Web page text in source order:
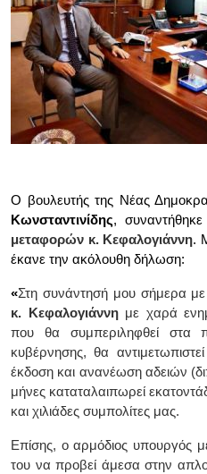
Ο βουλευτής της Νέας
Κωνσταντινίδης,
μεταφορών κ. Κεφαλογιάννη.
έκανε την ακόλουθη δήλωση:
«Στη συνάντησή μου σήμερα με
κ. Κεφαλογιάννημε χαρά
που θα συμπεριληφθεί στα
κυβέρνησης, θα
έκδοση και ανανέωση αδειών
μήνες καταταλαιπωρεί
και χιλιάδες συμπολίτες μας.
Επίσης, ο αρμόδιος υπουργός
του να προβεί άμεσα στην